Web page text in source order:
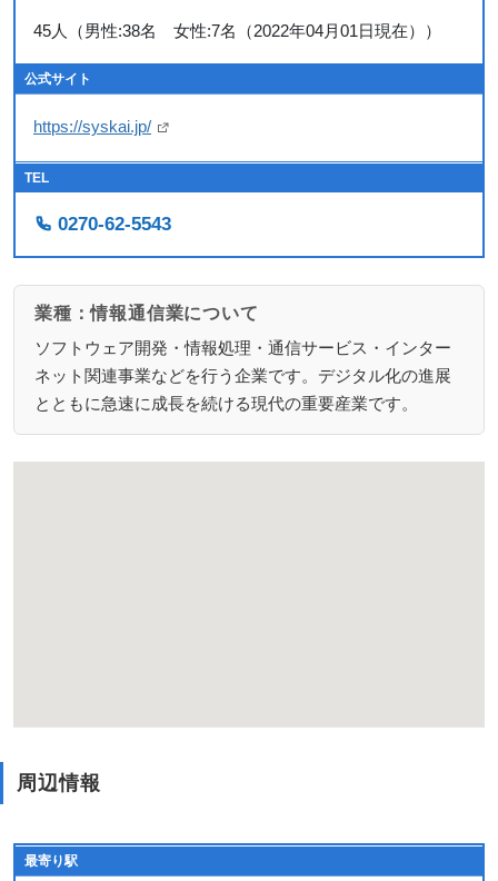
45人（男性:38名 女性:7名（2022年04月01日現在））
公式サイト
https://syskai.jp/
TEL
0270-62-5543
業種：情報通信業について
ソフトウェア開発・情報処理・通信サービス・インター
ネット関連事業などを行う企業です。デジタル化の進展
とともに急速に成長を続ける現代の重要産業です。
周辺情報
最寄り駅